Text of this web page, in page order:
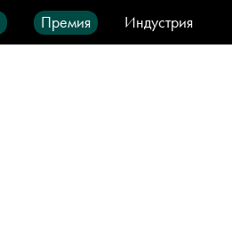
Премия
Индустрия
IT-продукты